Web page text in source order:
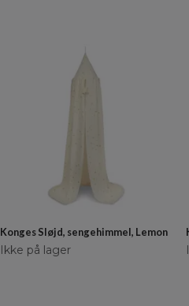
Konges Sløjd, sengehimmel, Lemon
Ikke på lager